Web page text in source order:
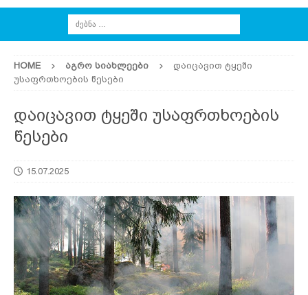
HOME ᲐᲒᲠᲝ ᲡᲘᲐᲮᲚᲔᲔᲑᲘ
დაიცავით ტყეში
უსაფრთხოების წესები
დაიცავით ტყეში უსაფრთხოების
წესები
15.07.2025